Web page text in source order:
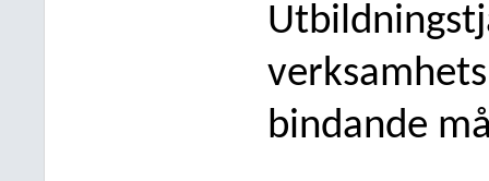
bindande